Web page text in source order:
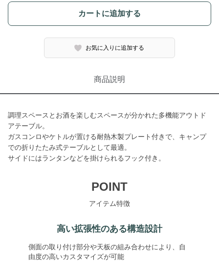
カートに追加する
お気に入りに追加する
商品説明
調理スペースとお酒を楽しむスペースが分かれた多機能アウトド
アテーブル。
ガスコンロやケトルが置ける耐熱木製プレート付きで、キャンプ
での折りたたみ式テーブルとして最適。
サイドにはランタンなどを掛けられるフック付き。
POINT
アイテム特徴
高い拡張性のある構造設計
側面の取り付け部分や天板の組み合わせにより、自
由度の高いカスタマイズが可能